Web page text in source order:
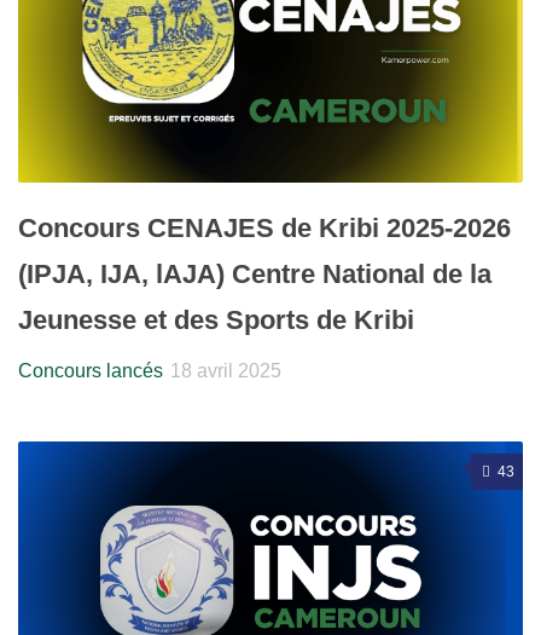
Concours CENAJES de Kribi 2025-2026
(IPJA, IJA, lAJA) Centre National de la
Jeunesse et des Sports de Kribi
Concours lancés 18 avril 2025
43